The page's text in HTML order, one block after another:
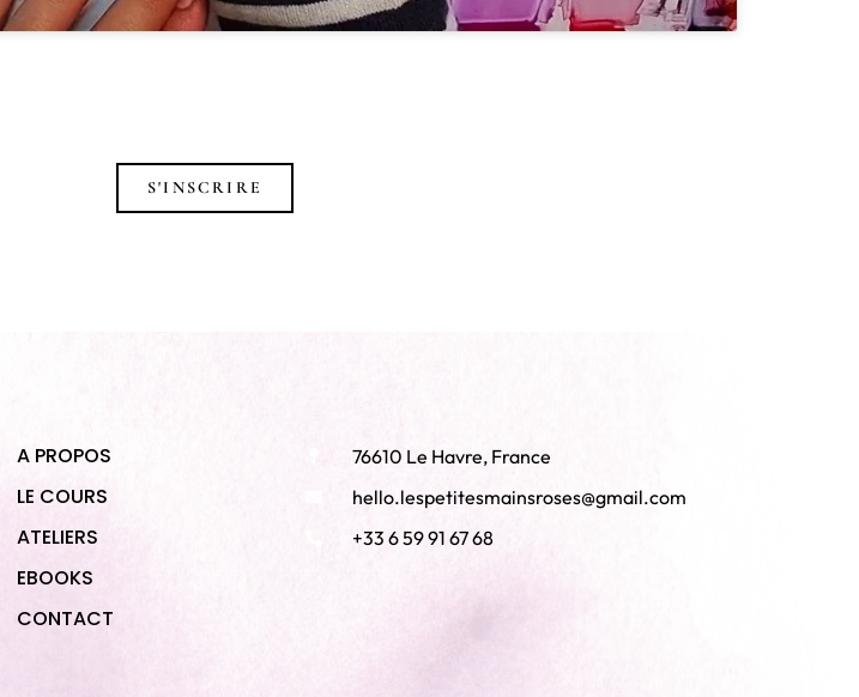
S'INSCRIRE
A PROPOS
LE COURS
ATELIERS
EBOOKS
CONTACT
76610 Le Havre, France
hello.lespetitesmainsroses@gmail.com
+33 6 59 91 67 68